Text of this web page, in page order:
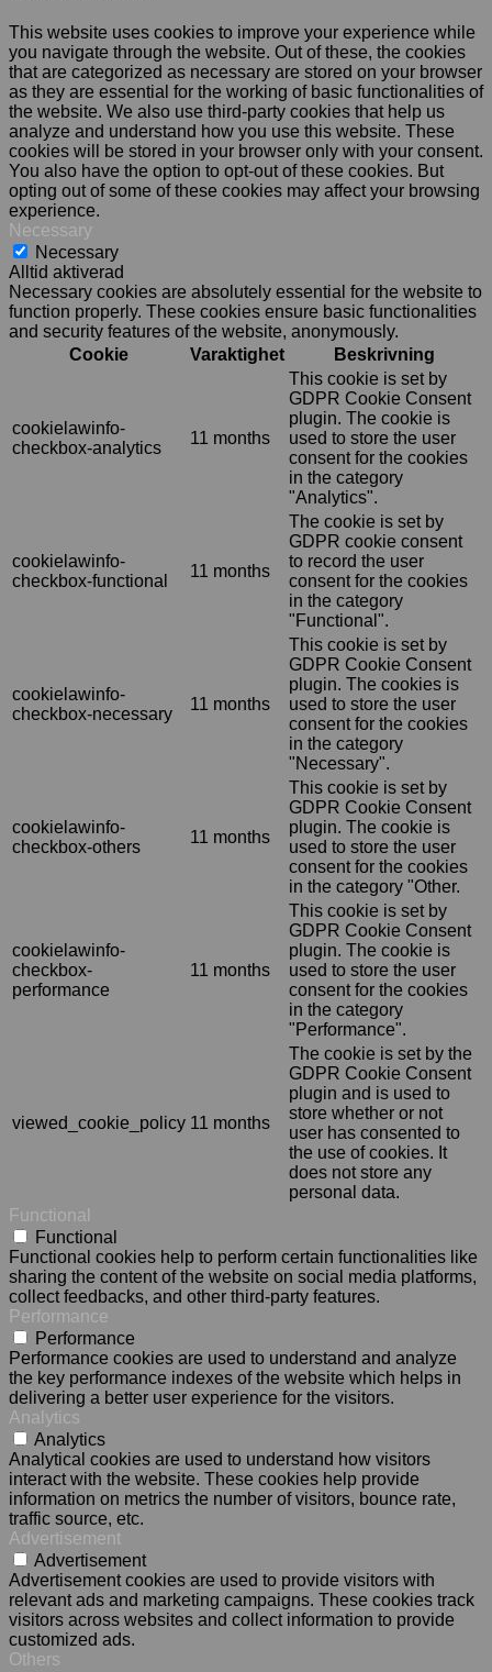
This website uses cookies to improve your experience while
you navigate through the website. Out of these, the cookies
that are categorized as necessary are stored on your browser
as they are essential for the working of basic functionalities of
the website. We also use third-party cookies that help us
analyze and understand how you use this website. These
cookies will be stored in your browser only with your consent.
You also have the option to opt-out of these cookies. But
opting out of some of these cookies may affect your browsing
experience.
Necessary
Necessary
Alltid aktiverad
Necessary cookies are absolutely essential for the website to
function properly. These cookies ensure basic functionalities
and security features of the website, anonymously.
Cookie
Varaktighet Beskrivning
cookielawinfo-
checkbox-analytics
11 months
This cookie is set by
GDPR Cookie Consent
plugin. The cookie is
used to store the user
consent for the cookies
in the category
"Analytics".
cookielawinfo-
checkbox-functional
11 months
The cookie is set by
GDPR cookie consent
to record the user
consent for the cookies
in the category
"Functional".
cookielawinfo-
checkbox-necessary
11 months
This cookie is set by
GDPR Cookie Consent
plugin. The cookies is
used to store the user
consent for the cookies
in the category
"Necessary".
cookielawinfo-
checkbox-others
11 months
This cookie is set by
GDPR Cookie Consent
plugin. The cookie is
used to store the user
consent for the cookies
in the category "Other.
cookielawinfo-
checkbox-
performance
11 months
This cookie is set by
GDPR Cookie Consent
plugin. The cookie is
used to store the user
consent for the cookies
in the category
"Performance".
viewed_cookie_policy 11 months
The cookie is set by the
GDPR Cookie Consent
plugin and is used to
store whether or not
user has consented to
the use of cookies. It
does not store any
personal data.
Functional
Functional
Functional cookies help to perform certain functionalities like
sharing the content of the website on social media platforms,
collect feedbacks, and other third-party features.
Performance
Performance
Performance cookies are used to understand and analyze
the key performance indexes of the website which helps in
delivering a better user experience for the visitors.
Analytics
Analytics
Analytical cookies are used to understand how visitors
interact with the website. These cookies help provide
information on metrics the number of visitors, bounce rate,
traffic source, etc.
Advertisement
Advertisement
Advertisement cookies are used to provide visitors with
relevant ads and marketing campaigns. These cookies track
visitors across websites and collect information to provide
customized ads.
Others